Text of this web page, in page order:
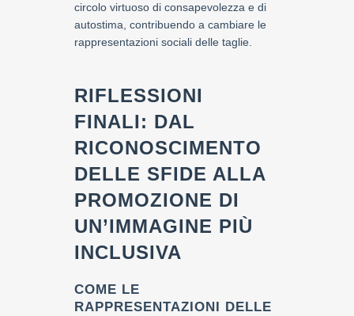
circolo virtuoso di consapevolezza e di
autostima, contribuendo a cambiare le
rappresentazioni sociali delle taglie.
RIFLESSIONI
FINALI: DAL
RICONOSCIMENTO
DELLE SFIDE ALLA
PROMOZIONE DI
UN’IMMAGINE PIÙ
INCLUSIVA
COME LE
RAPPRESENTAZIONI DELLE